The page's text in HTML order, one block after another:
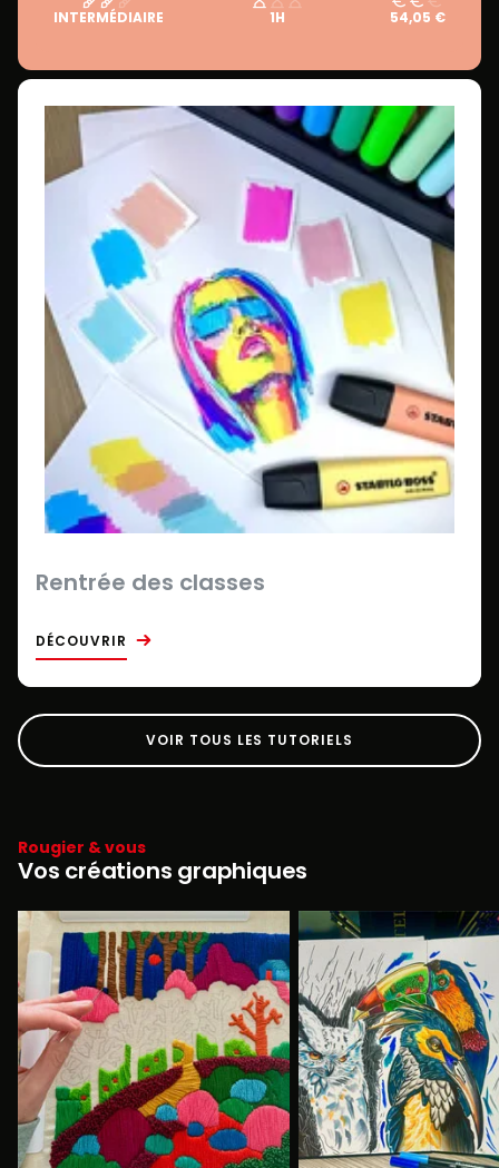
INTERMÉDIAIRE 1H 54,05 €
Rentrée des classes
DÉCOUVRIR
VOIR TOUS LES TUTORIELS
Rougier & vous
Vos créations graphiques